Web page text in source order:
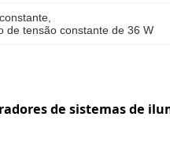
de tensão constante de 36 W
de sistemas de